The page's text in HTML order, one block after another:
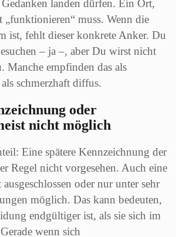
landen dürfen. Ein Ort,
„funktionieren“ muss. Wenn die
ist, fehlt dieser konkrete Anker. Du
– ja –, aber Du wirst nicht
Manche empfinden das als
schmerzhaft diffus.
oder
nicht möglich
Eine spätere Kennzeichnung der
Regel nicht vorgesehen. Auch eine
oder nur unter sehr
möglich. Das kann bedeuten,
endgültiger ist, als sie sich im
wenn sich